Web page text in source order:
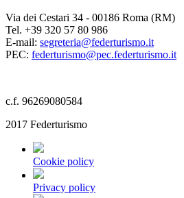
Via dei Cestari 34 - 00186 Roma (RM)
Tel. +39 320 57 80 986
E-mail: segreteria@federturismo.it
PEC: federturismo@pec.federturismo.it
c.f. 96269080584
2017 Federturismo
Cookie policy
Privacy policy